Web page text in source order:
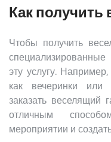
Как получить
Чтобы получить
эту услугу.
как вечеринки
заказать
отличным
мероприятии и